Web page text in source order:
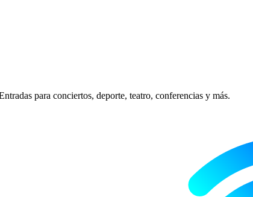
para conciertos, deporte, teatro, conferencias y más.